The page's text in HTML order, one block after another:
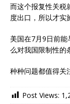
而这个报复性关税
度出口，所以才实
美国在7月9日前
么对我国限制性的
种种问题都值得关
Post Views: